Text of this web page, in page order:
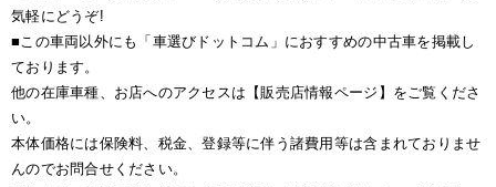
気軽にどうぞ!
■この車両以外にも「車選びドットコム」におすすめの中古車を掲載し
ております。
他の在庫車種、お店へのアクセスは【販売店情報ページ】をご覧くださ
い。
本体価格には保険料、税金、登録等に伴う諸費用等は含まれておりませ
んのでお問合せください。